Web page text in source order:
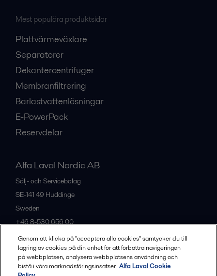
Mest populära produktsidor
Plattvärmeväxlare
Separatorer
Dekantercentrifuger
Membranfiltrering
Barlastvattenlösningar
E-PowerPack
Reservdelar
Alfa Laval Nordic AB
Sälj- och Servicebolag
SE-141 49 Huddinge
Sweden
+46 8-530 656 00
Alla kontor och partners
Genom att klicka på "acceptera alla cookies" samtycker du till
lagring av cookies på din enhet för att förbättra navigeringen
på webbplatsen, analysera webbplatsens användning och
bistå i våra marknadsföringsinsatser. Alfa Laval Cookie